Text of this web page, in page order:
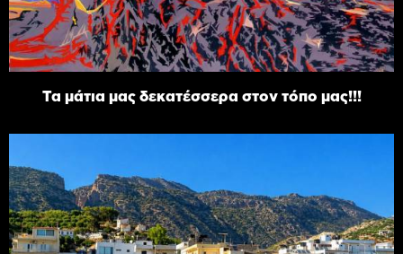
Τα μάτια μας δεκατέσσερα στον τόπο μας!!!